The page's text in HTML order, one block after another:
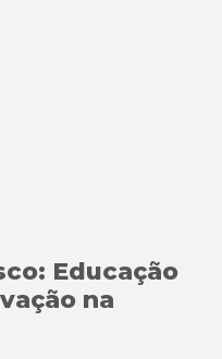
Educação
na